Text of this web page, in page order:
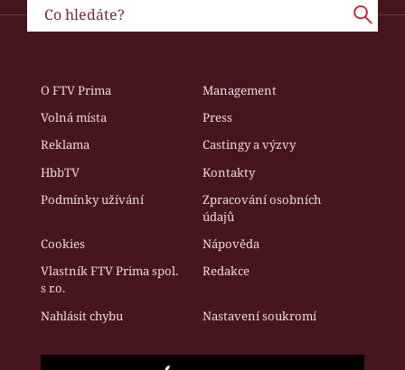
O FTV Prima
Management
Volná místa
Press
Reklama
Castingy a výzvy
HbbTV
Kontakty
Podmínky užívání
Zpracování osobních
údajů
Cookies
Nápověda
Vlastník FTV Prima spol.
s r.o.
Redakce
Nahlásit chybu Nastavení soukromí